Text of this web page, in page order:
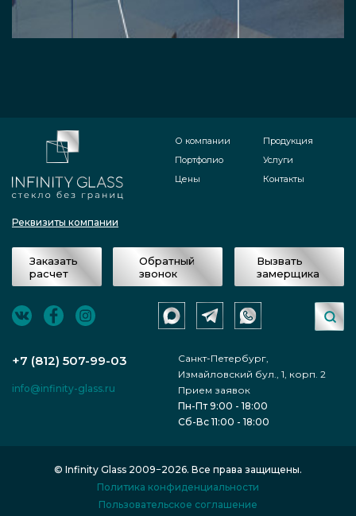
Реквизиты компании
О компании
Портфолио
Цены
Продукция
Услуги
Контакты
Заказать
расчет
Обратный
звонок
Вызвать
замерщика
+7 (812) 507-99-03
Санкт-Петербург,
Измайловский бул., 1, корп. 2
info@infinity-glass.ru
Прием заявок
Пн-Пт 9:00 - 18:00
Сб-Вс 11:00 - 18:00
© Infinity Glass 2009−2026. Все права защищены.
Политика конфиденциальности
Пользовательское соглашение